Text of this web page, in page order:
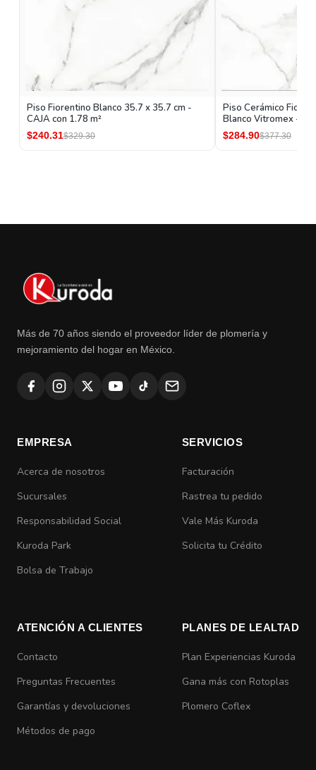
Piso Fiorentino Blanco 35.7 x 35.7 cm -
CAJA con 1.78 m²
$240.31$329.30
Piso Cerámico
Blanco Vitromex -
$284.90$377.30
Más de 70 años siendo el proveedor líder de plomería y
mejoramiento del hogar en México.
EMPRESA
Acerca de nosotros
Sucursales
Responsabilidad Social
Kuroda Park
Bolsa de Trabajo
SERVICIOS
Facturación
Rastrea tu pedido
Vale Más Kuroda
Solicita tu Crédito
ATENCIÓN A CLIENTES
Contacto
Preguntas Frecuentes
Garantías y devoluciones
Métodos de pago
PLANES DE LEALTAD
Plan Experiencias Kuroda
Gana más con Rotoplas
Plomero Coflex